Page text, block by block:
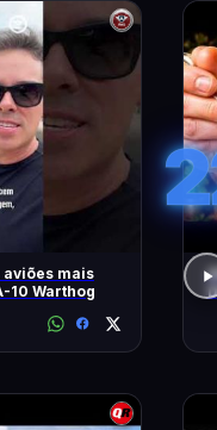
aviões mais
10 Warthog